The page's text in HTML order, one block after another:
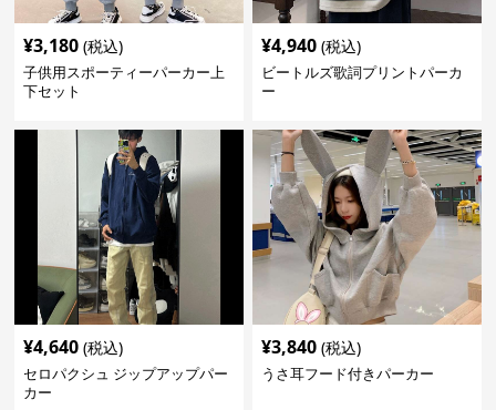
¥3,180 (税込)
子供用スポーティーパーカー上
下セット
¥4,940 (税込)
ビートルズ歌詞プリントパーカ
ー
¥4,640 (税込)
セロパクシュ ジップアップパー
カー
¥3,840 (税込)
うさ耳フード付きパーカー